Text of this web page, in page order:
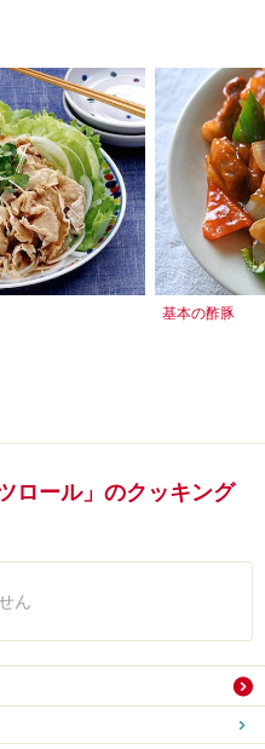
基本の酢豚
ロール」のクッキング
ん